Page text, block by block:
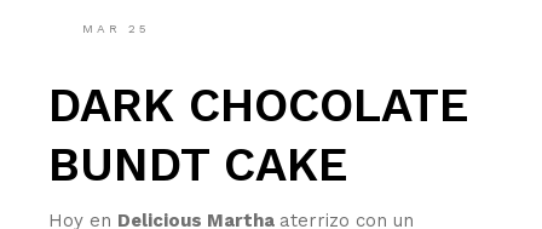
MAR 25
DARK CHOCOLATE
BUNDT CAKE
Hoy en Delicious Martha aterrizo con un